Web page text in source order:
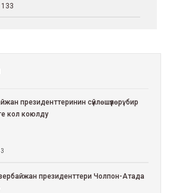
133
президенттеринин сүйлөшүүлөрү: бир
кол коюлду
президенттери Чолпон-Атада